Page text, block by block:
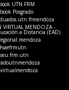
UTN FRM
Posgrado
VIRTUAL MENDOZA -
a Distancia (EAD)